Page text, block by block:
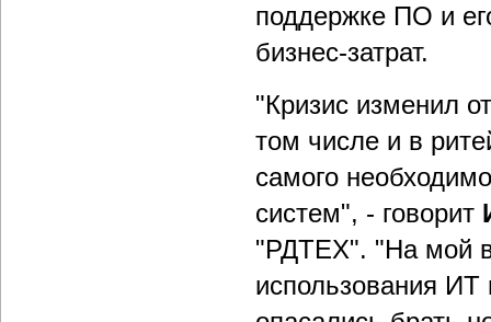
поддержке ПО и
бизнес-затрат.
"Кризис изменил
том числе и в
самого
систем", - говорит
"РДТЕХ". "На мой
использования